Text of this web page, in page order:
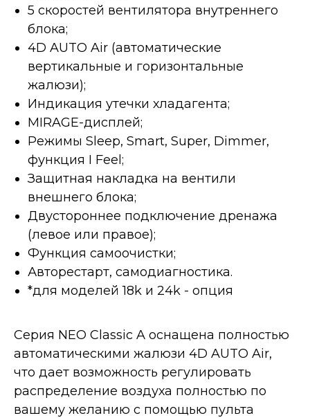
5 скоростей вентилятора внутреннего
блока;
4D AUTO Air (автоматические
вертикальные и горизонтальные
жалюзи);
Индикация утечки хладагента;
MIRAGE-дисплей;
Режимы Sleep, Smart, Super, Dimmer,
функция I Feel;
Защитная накладка на вентили
внешнего блока;
Двустороннее подключение дренажа
(левое или правое);
Функция самоочистки;
Авторестарт, самодиагностика.
*для моделей 18k и 24k - опция
Серия NEO Classic A оснащена полностью
автоматическими жалюзи 4D AUTO Air,
что дает возможность регулировать
распределение воздуха полностью по
вашему желанию с помощью пульта